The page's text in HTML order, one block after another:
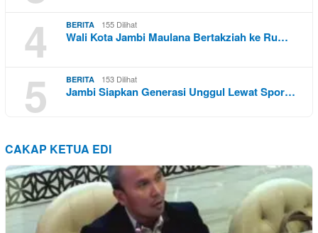
4
BERITA 155 Dilihat
Wali Kota Jambi Maulana Bertakziah ke Ru…
5 BERITA 153 Dilihat
Jambi Siapkan Generasi Unggul Lewat Spor…
CAKAP KETUA EDI